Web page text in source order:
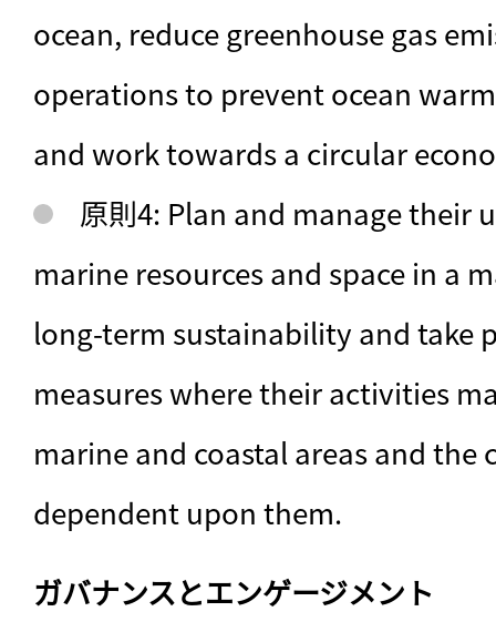
ocean, reduce greenhouse gas
operations to prevent ocean
and work towards a circular
原則4: Plan and manage their
marine resources and space in a
long-term sustainability and take
measures where their activities
marine and coastal areas and
dependent upon them.
ガバナンスとエンゲージメント